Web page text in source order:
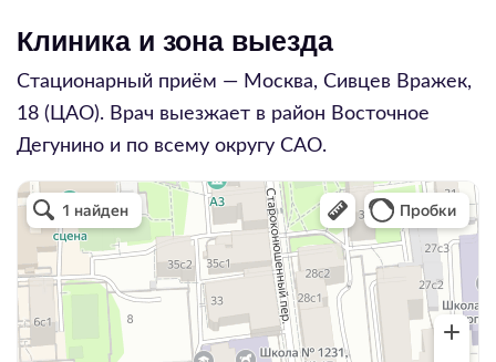
Клиника и зона выезда
Стационарный приём — Москва, Сивцев Вражек,
18 (ЦАО). Врач выезжает в район Восточное
Дегунино и по всему округу САО.